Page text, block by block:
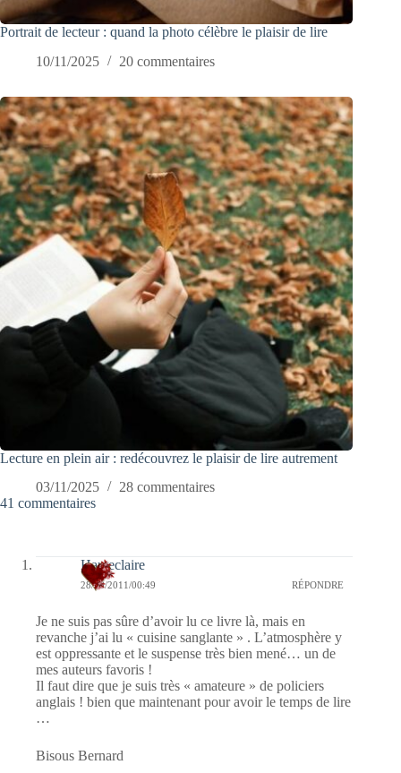
Portrait de lecteur : quand la photo célèbre le plaisir de lire
10/11/2025
20 commentaires
Lecture en plein air : redécouvrez le plaisir de lire autrement
03/11/2025
28 commentaires
41 commentaires
Hauteclaire
28/08/2011/00:49 RÉPONDRE
Je ne suis pas sûre d’avoir lu ce livre là, mais en
revanche j’ai lu « cuisine sanglante » . L’atmosphère y
est oppressante et le suspense très bien mené… un de
mes auteurs favoris !
Il faut dire que je suis très « amateure » de policiers
anglais ! bien que maintenant pour avoir le temps de lire
…
Bisous Bernard